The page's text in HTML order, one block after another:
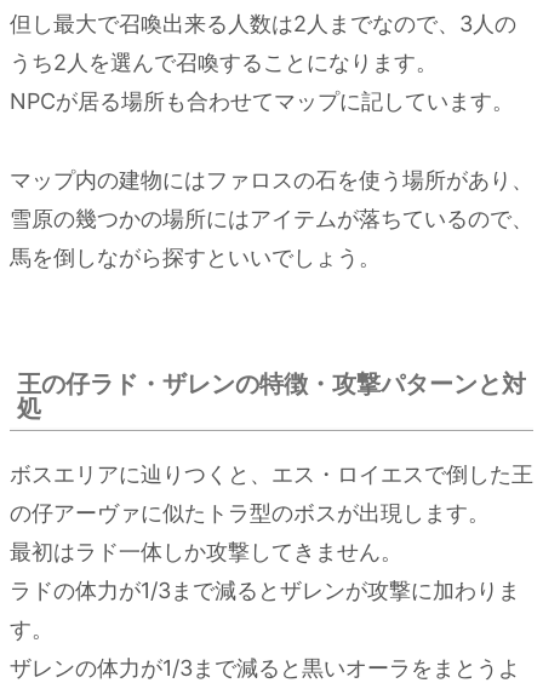
但し最大で召喚出来る人数は2人までなので、3人の
うち2人を選んで召喚することになります。
NPCが居る場所も合わせてマップに記しています。
マップ内の建物にはファロスの石を使う場所があり、
雪原の幾つかの場所にはアイテムが落ちているので、
馬を倒しながら探すといいでしょう。
王の仔ラド・ザレンの特徴・攻撃パターンと対
処
ボスエリアに辿りつくと、エス・ロイエスで倒した王
の仔アーヴァに似たトラ型のボスが出現します。
最初はラド一体しか攻撃してきません。
ラドの体力が1/3まで減るとザレンが攻撃に加わりま
す。
ザレンの体力が1/3まで減ると黒いオーラをまとうよ